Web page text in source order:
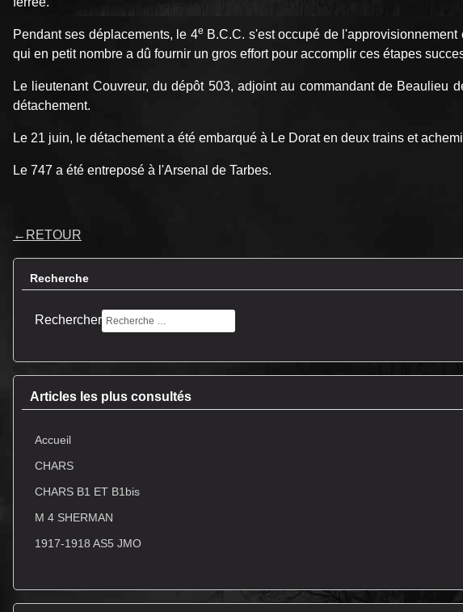
Pendant ses déplacements, le 4e B.C.C. s'est occupé de
qui en petit nombre a dû fournir un gros effort pour accomplir ces étapes
Le lieutenant Couvreur, du dépôt 503, adjoint au commandant de
détachement.
Le 21 juin, le détachement a été embarqué à Le Dorat en deux trains et
Le 747 a été entreposé à l'Arsenal de Tarbes.
← RETOUR
Recherche
Rechercher
Articles les plus consultés
Accueil
CHARS
CHARS B1 ET B1bis
M 4 SHERMAN
1917-1918 AS5 JMO